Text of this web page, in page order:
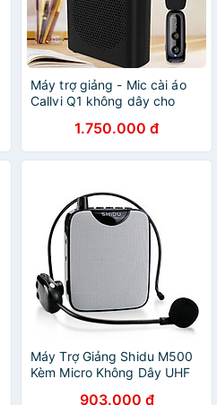
Máy trợ giảng - Mic cài áo
Callvi Q1 không dây cho
chính hãng1.750.000 đ
Máy Trợ Giảng Shidu M500
Kèm Micro Không Dây UHF
903.000 đ